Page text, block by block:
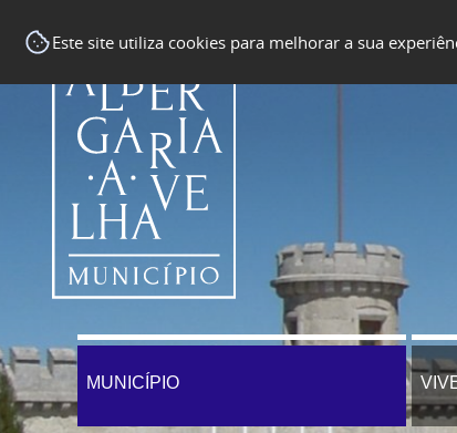
Este site utiliza cookies para melhorar a sua
MUNICÍPIO